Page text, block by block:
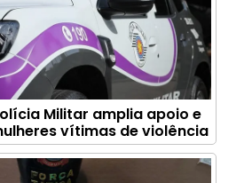
Militar amplia apoio e
vítimas de violência